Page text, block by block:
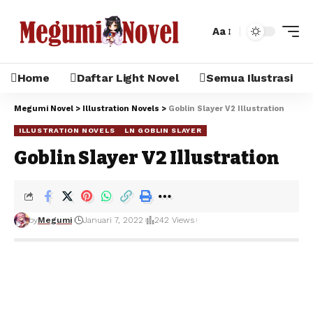
Aa
Home Daftar Light Novel Semua Ilustrasi
Megumi Novel > Illustration Novels > Goblin Slayer V2 Illustration
ILLUSTRATION NOVELS LN GOBLIN SLAYER
Goblin Slayer V2 Illustration
byMegumi Januari 7, 2022 242 Views